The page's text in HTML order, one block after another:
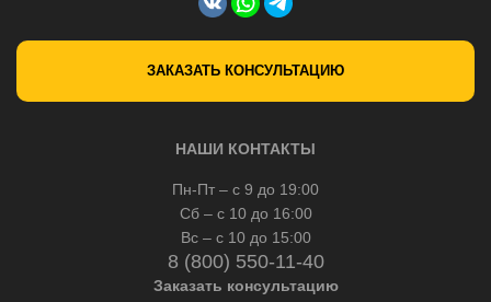
ЗАКАЗАТЬ КОНСУЛЬТАЦИЮ
НАШИ КОНТАКТЫ
Пн-Пт – с 9 до 19:00
Сб – с 10 до 16:00
Вс – с 10 до 15:00
8 (800) 550-11-40
Заказать консультацию